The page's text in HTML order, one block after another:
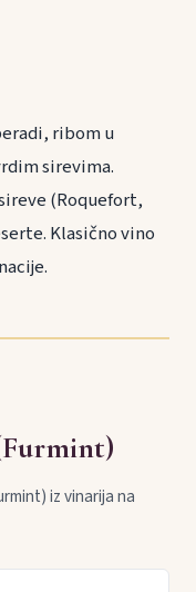
ribom u
sirevima.
(Roquefort,
Klasično vino
iz vinarija na